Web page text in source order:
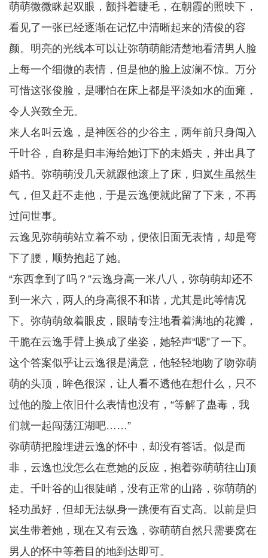
萌萌微微眯起双眼，颤抖着睫毛，在朝霞的照映下，
看见了一张已经逐渐在记忆中清晰起来的清俊的容
颜。明亮的光线本可以让弥萌萌能清楚地看清男人脸
上每一个细微的表情，但是他的脸上波澜不惊。万分
可惜这张俊脸，是哪怕在床上都是平淡如水的面瘫，
令人兴致全无。
来人名叫云逸，是神医谷的少谷主，两年前只身闯入
千叶谷，自称是归丰海给她订下的未婚夫，并出具了
婚书。弥萌萌没几天就跟他滚上了床，归岚生虽然生
气，但又赶不走他，于是云逸便就此留了下来，不再
过问世事。
云逸见弥萌萌站立着不动，便依旧面无表情，却是弯
下了腰，顺势抱起了她。
“东西拿到了吗？”云逸身高一米八八，弥萌萌却还不
到一米六，两人的身高很不和谐，尤其是此等情况
下。弥萌萌敛着眼皮，眼睛专注地看着满地的花瓣，
干脆在云逸手臂上换成了坐姿，她轻声“嗯”了一下。
这个答案似乎让云逸很是满意，他轻轻地吻了吻弥萌
萌的头顶，眸色很深，让人看不透他在想什么，只不
过他的脸上依旧什么表情也没有，“等解了蛊毒，我
们就一起闯荡江湖吧……”
弥萌萌把脸埋进云逸的怀中，却没有答话。似是而
非，云逸也没怎么在意她的反应，抱着弥萌萌往山顶
走。千叶谷的山很陡峭，没有正常的山路，弥萌萌的
轻功虽好，但却无法纵身一跳便有百丈高。以前是归
岚生带着她，现在又有云逸，弥萌萌自然只需要窝在
男人的怀中等着目的地到达即可。